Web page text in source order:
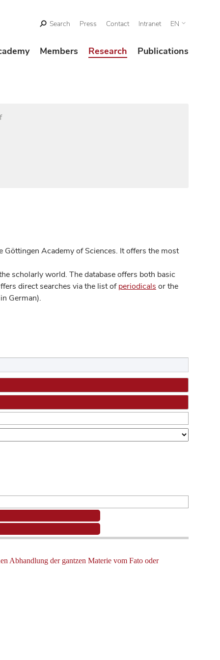
Search Press Contact Intranet EN
Members Research Publications
Academy of Sciences. It offers the most
scholarly world. The database offers both basic
direct searches via the list ofperiodicals or the
German).
Abhandlung der gantzen Materie vom Fato oder